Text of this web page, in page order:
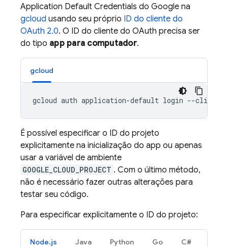
Application Default Credentials do Google na
gcloud usando seu próprio ID do cliente do
OAuth 2.0. O ID do cliente do OAuth precisa ser
do tipo app para computador.
gcloud
É possível especificar o ID do projeto
explicitamente na inicialização do app ou apenas
usar a variável de ambiente
GOOGLE_CLOUD_PROJECT . Com o último método,
não é necessário fazer outras alterações para
testar seu código.
Para especificar explicitamente o ID do projeto:
Node.js Java Python Go C#